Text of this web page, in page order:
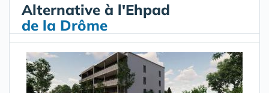
Alternative à l'Ehpad
de la Drôme